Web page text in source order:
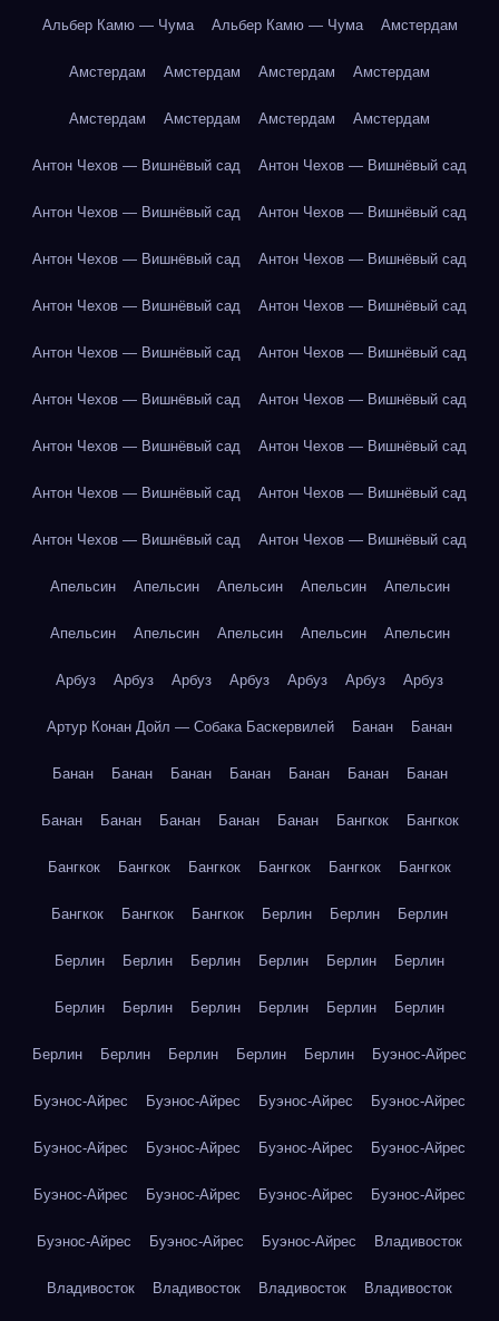
Альбер Камю — Чума Альбер Камю — Чума Амстердам
Амстердам Амстердам Амстердам Амстердам
Амстердам Амстердам Амстердам Амстердам
Антон Чехов — Вишнёвый сад Антон Чехов — Вишнёвый сад
Антон Чехов — Вишнёвый сад Антон Чехов — Вишнёвый сад
Антон Чехов — Вишнёвый сад Антон Чехов — Вишнёвый сад
Антон Чехов — Вишнёвый сад Антон Чехов — Вишнёвый сад
Антон Чехов — Вишнёвый сад Антон Чехов — Вишнёвый сад
Антон Чехов — Вишнёвый сад Антон Чехов — Вишнёвый сад
Антон Чехов — Вишнёвый сад Антон Чехов — Вишнёвый сад
Антон Чехов — Вишнёвый сад Антон Чехов — Вишнёвый сад
Антон Чехов — Вишнёвый сад Антон Чехов — Вишнёвый сад
Апельсин Апельсин Апельсин Апельсин Апельсин
Апельсин Апельсин Апельсин Апельсин Апельсин
Арбуз Арбуз Арбуз Арбуз Арбуз Арбуз Арбуз
Артур Конан Дойл — Собака Баскервилей Банан Банан
Банан Банан Банан Банан Банан Банан Банан
Банан Банан Банан Банан Банан Бангкок Бангкок
Бангкок Бангкок Бангкок Бангкок Бангкок Бангкок
Бангкок Бангкок Бангкок Берлин Берлин Берлин
Берлин Берлин Берлин Берлин Берлин Берлин
Берлин Берлин Берлин Берлин Берлин Берлин
Берлин Берлин Берлин Берлин Берлин Буэнос-Айрес
Буэнос-Айрес Буэнос-Айрес Буэнос-Айрес Буэнос-Айрес
Буэнос-Айрес Буэнос-Айрес Буэнос-Айрес Буэнос-Айрес
Буэнос-Айрес Буэнос-Айрес Буэнос-Айрес Буэнос-Айрес
Буэнос-Айрес Буэнос-Айрес Буэнос-Айрес Владивосток
Владивосток Владивосток Владивосток Владивосток